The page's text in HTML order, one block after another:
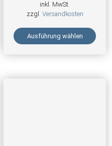
inkl. MwSt.
zzgl. Versandkosten
Ausführung wählen